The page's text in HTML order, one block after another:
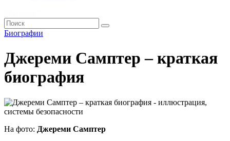
Биографии
Джереми Самптер – краткая
биография
На фото: Джереми Самптер